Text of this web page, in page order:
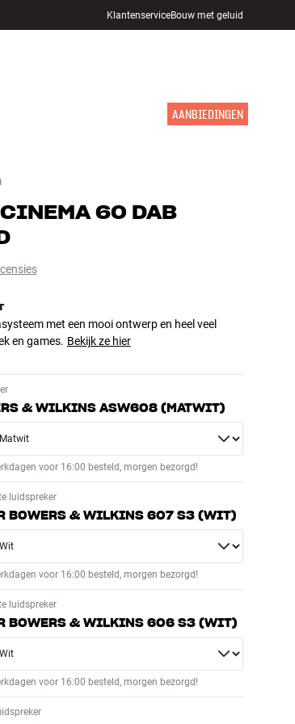
KlantenserviceBouw met geluid
AANBIEDINGEN
CINEMA 60 DAB
met een mooi ontwerp en heel veel
en games. Bekijk ze hier
& WILKINS ASW608 (MATWIT)
voor 16:00 besteld, morgen bezorgd!
luidspreker
BOWERS & WILKINS 607 S3 (WIT)
voor 16:00 besteld, morgen bezorgd!
luidspreker
BOWERS & WILKINS 606 S3 (WIT)
voor 16:00 besteld, morgen bezorgd!